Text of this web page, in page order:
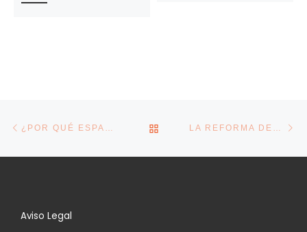
Entrada anterior
VOLVER A LA LISTA DE
Aviso Legal